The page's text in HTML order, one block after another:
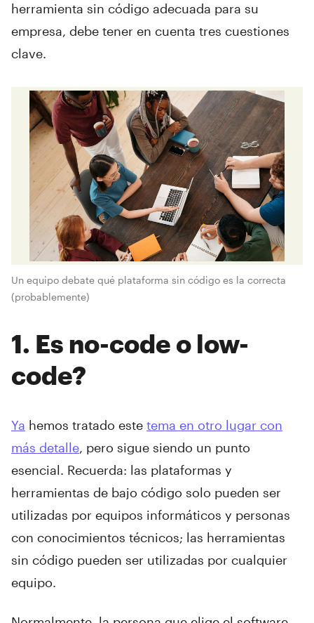
herramienta sin código adecuada para su
empresa, debe tener en cuenta tres cuestiones
clave.
Un equipo debate qué plataforma sin código es la correcta
(probablemente)
‍1. Es no-code o low-
code?
Ya hemos tratado este tema en otro lugar con
más detalle, pero sigue siendo un punto
esencial. Recuerda: las plataformas y
herramientas de bajo código solo pueden ser
utilizadas por equipos informáticos y personas
con conocimientos técnicos; las herramientas
sin código pueden ser utilizadas por cualquier
equipo.